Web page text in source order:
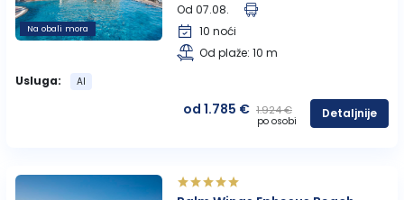
Na obali mora
Od 07.08.
10 noći
Od plaže: 10 m
Usluga:
AI
od 1.785 € 1.924 €
po osobi
Detaljnije